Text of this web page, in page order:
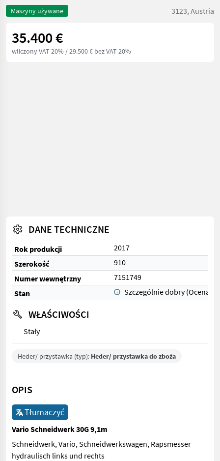
Maszyny używane 3123, Austria
35.400 €
wliczony VAT 20% / 29.500 € bez VAT 20%
DANE TECHNICZNE
Rok produkcji
2017
Szerokość
910
Numer wewnętrzny
7151749
Stan
Szczególnie dobry (Ocena 1)
WŁAŚCIWOŚCI
Stały
Heder/ przystawka (typ): Heder/ przystawka do zboża
OPIS
Tłumaczyć
Vario Schneidwerk 30G 9,1m
Schneidwerk, Vario, Schneidwerkswagen, Rapsmesser
hydraulisch links und rechts